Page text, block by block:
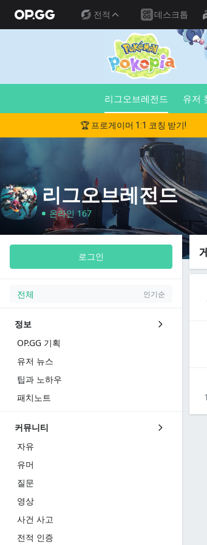
전적 데스크톱
리그오브레전드 유저
🏆 프로게이머 1:1 코칭 받기!
리그오브레전드
온라인 167
로그인
전체 인기순
정보
OP.GG 기획
유저 뉴스
팁과 노하우
패치노트
커뮤니티
자유
유머
질문
영상
사건 사고
전적 인증